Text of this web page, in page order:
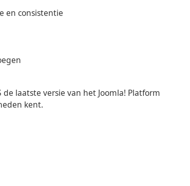
en consistentie
laatste versie van het Joomla! Platform
kent.